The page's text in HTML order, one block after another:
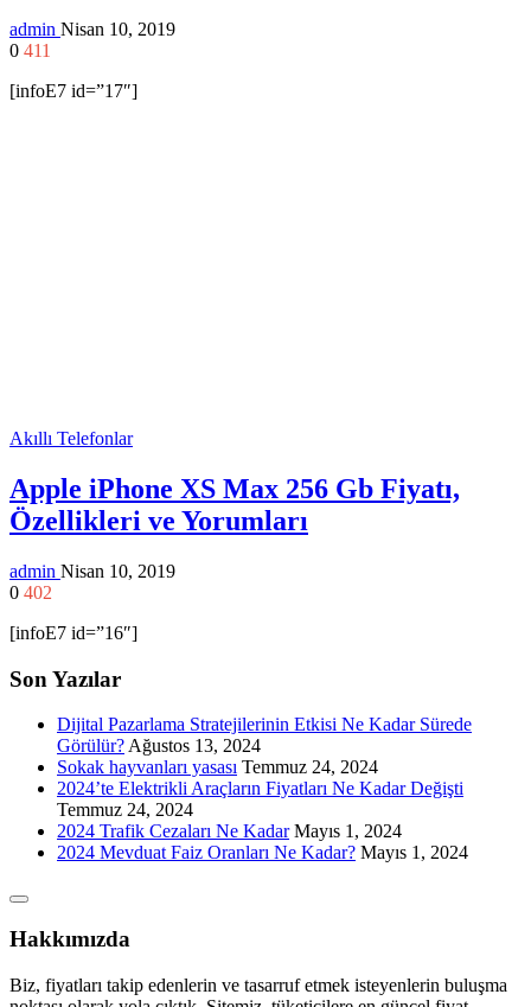
admin Nisan 10, 2019
0 411
[infoE7 id=”17″]
Akıllı Telefonlar
Apple iPhone XS Max 256 Gb Fiyatı,
Özellikleri ve Yorumları
admin Nisan 10, 2019
0 402
[infoE7 id=”16″]
Son Yazılar
Dijital Pazarlama Stratejilerinin Etkisi Ne Kadar Sürede
Görülür?Ağustos 13, 2024
Sokak hayvanları yasası Temmuz 24, 2024
2024’te Elektrikli Araçların Fiyatları Ne Kadar Değişti
Temmuz 24, 2024
2024 Trafik Cezaları Ne Kadar Mayıs 1, 2024
2024 Mevduat Faiz Oranları Ne Kadar? Mayıs 1, 2024
Hakkımızda
Biz, fiyatları takip edenlerin ve tasarruf etmek isteyenlerin buluşma